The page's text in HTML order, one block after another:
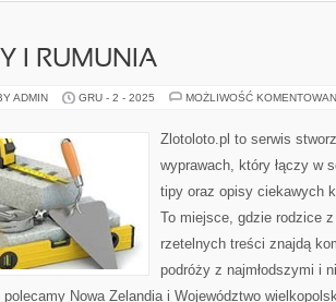
I RUMUNIA
ADMIN GRU - 2 - 2025 MOŻLIWOŚĆ
Zlotoloto.pl to serwis
wyprawach, który łączy w
tipy oraz opisy ciekawych
To miejsce, gdzie rodzice
rzetelnych treści znajdą
podróży z najmłodszymi i
Nowa Zelandia i Województwo